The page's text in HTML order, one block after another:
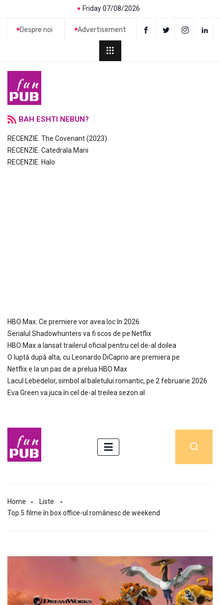
Friday 07/08/2026
Despre noi Advertisement
BAH ESHTI NEBUN?
RECENZIE. The Covenant (2023)
RECENZIE. Catedrala Marii
RECENZIE. Halo
HBO Max. Ce premiere vor avea loc în 2026
Serialul Shadowhunters va fi scos de pe Netflix
HBO Max a lansat trailerul oficial pentru cel de-al doilea
O luptă după alta, cu Leonardo DiCaprio are premiera pe
Netflix e la un pas de a prelua HBO Max
Lacul Lebedelor, simbol al baletului romantic, pe 2 februarie 2026
Eva Green va juca în cel de-al treilea sezon al
Home
Liste
Top 5 filme în box office-ul românesc de weekend